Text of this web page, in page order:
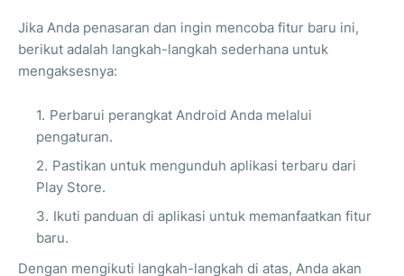
Jika Anda penasaran dan ingin mencoba fitur baru ini,
berikut adalah langkah-langkah sederhana untuk
mengaksesnya:
Perbarui perangkat Android Anda melalui
pengaturan.
Pastikan untuk mengunduh aplikasi terbaru dari
Play Store.
Ikuti panduan di aplikasi untuk memanfaatkan fitur
baru.
Dengan mengikuti langkah-langkah di atas, Anda akan